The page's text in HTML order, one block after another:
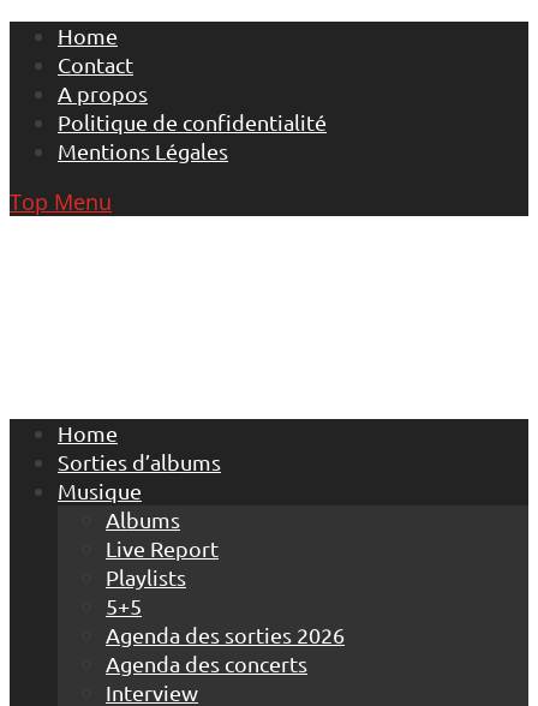
Skip
content
Home
Contact
A propos
Politique de confidentialité
Mentions Légales
Top Menu
Home
Sorties d’albums
Musique
Albums
Live Report
Playlists
5+5
Agenda des sorties 2026
Agenda des concerts
Interview